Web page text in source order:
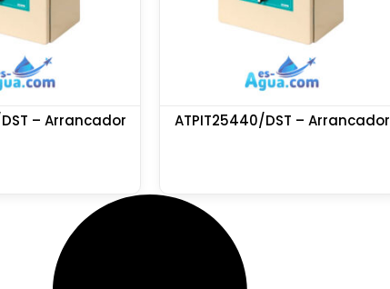
– Arrancador ATPIT25440/DST – Arrancador